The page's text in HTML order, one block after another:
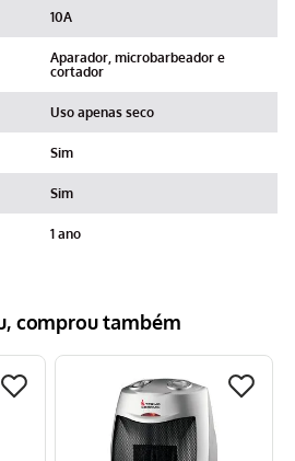
10A
Aparador, microbarbeador e
cortador
Uso apenas seco
Sim
Sim
1 ano
comprou também